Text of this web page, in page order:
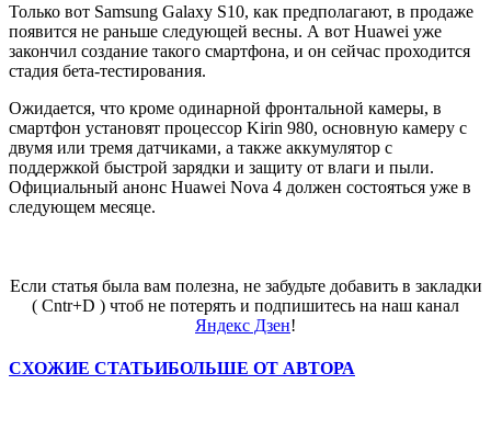
Только вот Samsung Galaxy S10, как предполагают, в продаже
появится не раньше следующей весны. А вот Huawei уже
закончил создание такого смартфона, и он сейчас проходится
стадия бета-тестирования.
Ожидается, что кроме одинарной фронтальной камеры, в
смартфон установят процессор Kirin 980, основную камеру с
двумя или тремя датчиками, а также аккумулятор с
поддержкой быстрой зарядки и защиту от влаги и пыли.
Официальный анонс Huawei Nova 4 должен состояться уже в
следующем месяце.
Если статья была вам полезна, не забудьте добавить в закладки
( Cntr+D ) чтоб не потерять и подпишитесь на наш канал
Яндекс Дзен!
СХОЖИЕ СТАТЬИБОЛЬШЕ ОТ АВТОРА